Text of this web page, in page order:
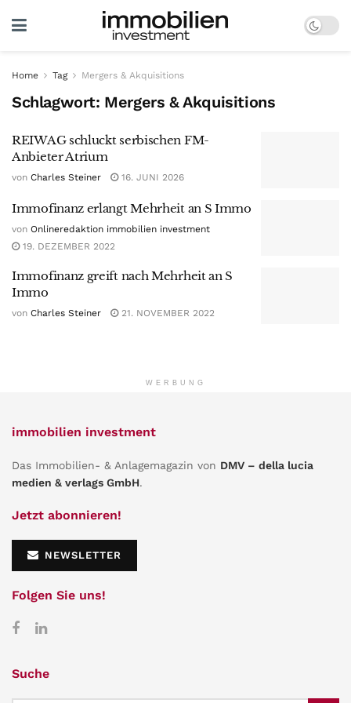
Home Tag Mergers & Akquisitions
Schlagwort: Mergers & Akquisitions
REIWAG schluckt serbischen FM-
Anbieter Atrium
von Charles Steiner 16. JUNI 2026
Immofinanz erlangt Mehrheit an S Immo
von Onlineredaktion immobilien investment
19. DEZEMBER 2022
Immofinanz greift nach Mehrheit an S
Immo
von Charles Steiner 21. NOVEMBER 2022
WERBUNG
immobilien investment
Das Immobilien- & Anlagemagazin von DMV – della lucia
medien & verlags GmbH.
Jetzt abonnieren!
NEWSLETTER
Folgen Sie uns!
Suche